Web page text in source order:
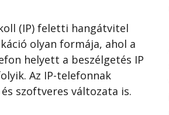
(IP) feletti hangátvitel
olyan formája, ahol a
helyett a beszélgetés IP
Az IP-telefonnak
szoftveres változata is.